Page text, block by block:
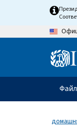
content
Файл